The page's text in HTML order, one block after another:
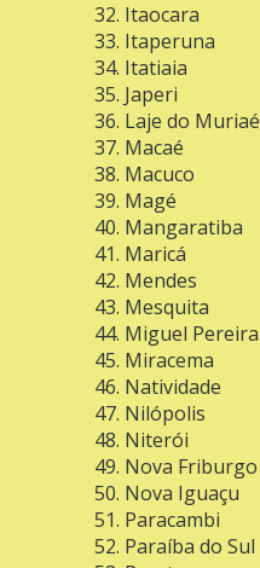
Itaocara
Itaperuna
Itatiaia
Japeri
Laje do Muriaé
Macaé
Macuco
Magé
Mangaratiba
Maricá
Mendes
Mesquita
Miguel Pereira
Miracema
Natividade
Nilópolis
Niterói
Nova Friburgo
Nova Iguaçu
Paracambi
Paraíba do Sul